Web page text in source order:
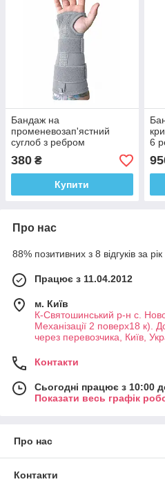
Бандаж на
променевозап'ястний
суглоб з ребром
еластичний і
повітропроникний
збільшений
380 ₴
Купити
6
Про нас
88% позитивних з 8 відгуків за рік
Працює з 11.04.2012
м. Київ
К-Святошинський р-н с.
Механізації 2 поверх18 к).
через перевозчика, Київ,
Контакти
Сьогодні працює з 10:00
Показати весь графік
Про нас
Контакти